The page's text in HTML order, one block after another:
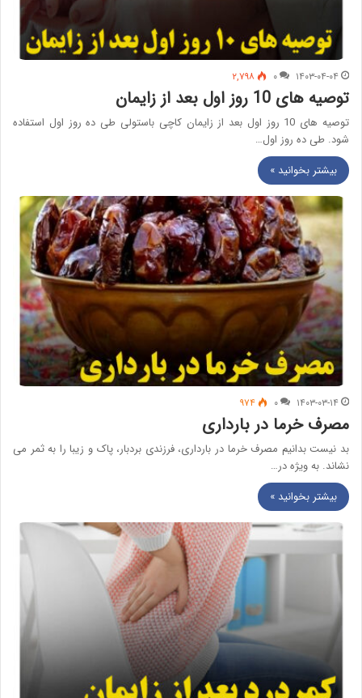
۱۴۰۳-۰۴-۰۴ ۰ ۲,۷۹۸
توصیه های 10 روز اول بعد از زایمان
توصیه های 10 روز اول بعد از زایمان کاچی باستولی طی ده روز اول استفاده
شود. طی ده روز اول…
بیشتر بخوانید »
۱۴۰۳-۰۳-۱۴ ۰ ۹۷۴
مصرف خرما در بارداری
بد نیست بدانیم مصرف خرما در بارداری، فرزندی بردبار، پاک و زیبا را به ثمر می
نشاند. به ویژه در…
بیشتر بخوانید »